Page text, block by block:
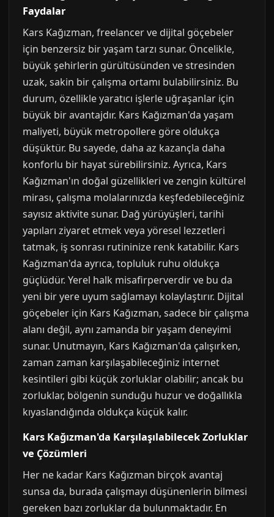
Faydalar
Kars Kağızman, freelancer ve dijital göçebeler
için benzersiz bir yaşam tarzı sunar. Öncelikle,
büyük şehirlerin gürültüsünden ve stresinden
uzak, sakin bir çalışma ortamı bulabilirsiniz. Bu
durum, özellikle yaratıcı işlerle uğraşanlar için
büyük bir avantajdır. Kars Kağızman'da yaşam
maliyeti, büyük metropollere göre oldukça
düşüktür. Bu sayede, daha az kazançla daha
konforlu bir hayat sürebilirsiniz. Ayrıca, Kars
Kağızman'ın doğal güzellikleri ve zengin kültürel
mirası, çalışma molalarınızda keşfedebileceğiniz
sayısız aktivite sunar. Dağ yürüyüşleri, tarihi
yapıları ziyaret etmek veya yöresel lezzetleri
tatmak, iş sonrası rutininize renk katabilir. Kars
Kağızman'da ayrıca, topluluk ruhu oldukça
güçlüdür. Yerel halk misafirperverdir ve bu da
yeni bir yere uyum sağlamayı kolaylaştırır. Dijital
göçebeler için Kars Kağızman, sadece bir çalışma
alanı değil, aynı zamanda bir yaşam deneyimi
sunar. Unutmayın, Kars Kağızman'da çalışırken,
zaman zaman karşılaşabileceğiniz internet
kesintileri gibi küçük zorluklar olabilir; ancak bu
zorluklar, bölgenin sunduğu huzur ve doğallıkla
kıyaslandığında oldukça küçük kalır.
Kars Kağızman'da Karşılaşılabilecek Zorluklar
ve Çözümleri
Her ne kadar Kars Kağızman birçok avantaj
sunsa da, burada çalışmayı düşünenlerin bilmesi
gereken bazı zorluklar da bulunmaktadır. En